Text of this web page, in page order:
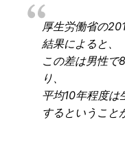
厚生労働省の
結果によると、
この差は男性で
り、
平均10年程度は
するということ